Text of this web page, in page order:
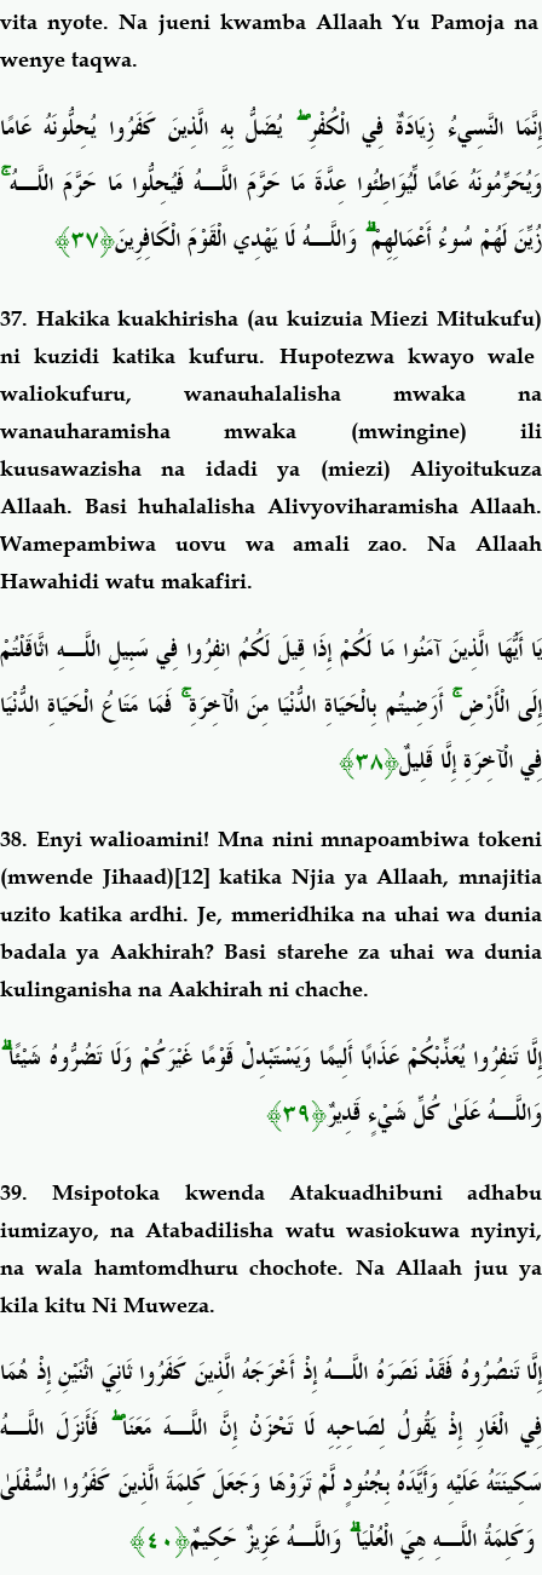
vita nyote. Na jueni kwamba Allaah Yu Pamoja na
wenye taqwa.
إِنَّمَا النَّسِيءُ زِيَادَةٌ فِي الْكُفْرِۖ يُضَلُّ بِهِ الَّذِينَ كَفَرُوا يُحِلُّونَهُ عَامًا
وَيُحَرِّمُونَهُ عَامًا لِّيُوَاطِئُوا عِدَّةَ مَا حَرَّمَ اللَّـهُ فَيُحِلُّوا مَا حَرَّمَ اللَّـهُۚ
زُيِّنَ لَهُمْ سُوءُ أَعْمَالِهِمْۗوَاللَّـهُ لَا يَهْدِي الْقَوْمَ الْكَافِرِينَ﴿٣٧﴾
37. Hakikakuakhirisha (au kuizuia Miezi Mitukufu)
ni kuzidi katika kufuru. Hupotezwa kwayo wale
waliokufuru, wanauhalalisha mwaka na
wanauharamisha mwaka (mwingine) ili
kuusawazisha na idadi ya (miezi) Aliyoitukuza
Allaah. Basi huhalalisha Alivyoviharamisha Allaah.
Wamepambiwa uovu wa amali zao. Na Allaah
Hawahidi watu makafiri.
يَا أَيُّهَا الَّذِينَ آمَنُوا مَا لَكُمْ إِذَا قِيلَ لَكُمُ انفِرُوا فِي سَبِيلِ اللَّـهِ اثَّاقَلْتُمْ
إِلَى الْأَرْضِۚأَرَضِيتُم بِالْحَيَاةِ الدُّنْيَا مِنَ الْآخِرَةِۚ فَمَا مَتَاعُ الْحَيَاةِ الدُّنْيَا
فِي الْآخِرَةِ إِلَّا قَلِيلٌ﴿٣٨﴾
38. Enyi walioamini! Mna ninimnapoambiwa tokeni
(mwende Jihaad)[12] katika Njia ya Allaah, mnajitia
uzito katika ardhi. Je, mmeridhika na uhai wa dunia
badala ya Aakhirah? Basi stareheza uhai wa dunia
kulinganisha na Aakhirah ni chache.
إِلَّا تَنفِرُوا يُعَذِّبْكُمْ عَذَابًا أَلِيمًا وَيَسْتَبْدِلْ قَوْمًا غَيْرَكُمْ وَلَا تَضُرُّوهُ شَيْئًاۗ
وَاللَّـهُ عَلَىٰ كُلِّ شَيْءٍ قَدِيرٌ﴿٣٩﴾
39. Msipotoka kwenda Atakuadhibuni adhabu
iumizayo, na Atabadilisha watu wasiokuwa nyinyi,
na wala hamtomdhuru chochote. Na Allaah juu ya
kila kitu Ni Muweza.
إِلَّا تَنصُرُوهُ فَقَدْ نَصَرَهُ اللَّـهُ إِذْ أَخْرَجَهُ الَّذِينَ كَفَرُوا ثَانِيَ اثْنَيْنِ إِذْ هُمَا
فِي الْغَارِ إِذْ يَقُولُ لِصَاحِبِهِ لَا تَحْزَنْ إِنَّ اللَّـهَ مَعَنَاۖ فَأَنزَلَ اللَّـهُ
سَكِينَتَهُ عَلَيْهِ وَأَيَّدَهُ بِجُنُودٍ لَّمْ تَرَوْهَا وَجَعَلَ كَلِمَةَ الَّذِينَ كَفَرُوا السُّفْلَىٰ
وَكَلِمَةُ اللَّـهِ هِيَ الْعُلْيَاۗوَاللَّـهُ عَزِيزٌ حَكِيمٌ﴿٤٠﴾